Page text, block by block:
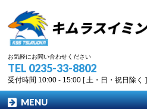
お気軽にお問い合わせください
TEL 0235-33-8802
受付時間 10:00 - 15:00 [ 土・日・祝日除く ]
MENU